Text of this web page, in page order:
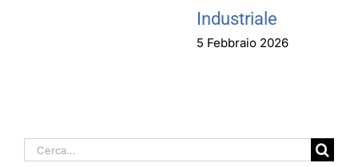
Industriale
5 Febbraio 2026
Cerca